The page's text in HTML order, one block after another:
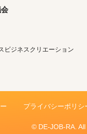
ビジネスクリエーション
プライバシーポリシ
© DE-JOB-RA.